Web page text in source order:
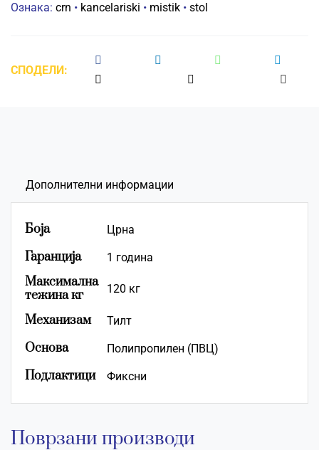
Ознака: crn • kancelariski • mistik• stol
СПОДЕЛИ:
Дополнителни информации
Боја Црна
Гаранција 1 година
Максимална
тежина кг
120 кг
Mеханизам Тилт
Основа Полипропилен (ПВЦ)
Подлактици Фиксни
Поврзани производи